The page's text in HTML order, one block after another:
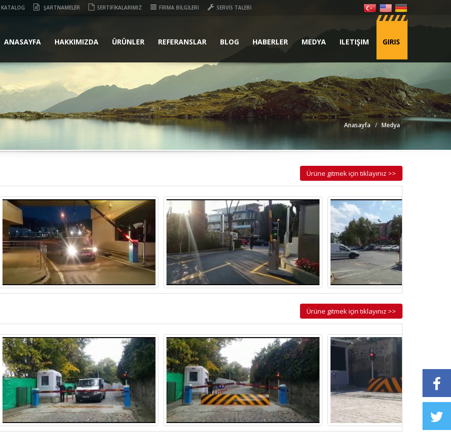
ŞARTNAMELER SERTİFİKALARIMIZ FİRMA BİLGİLERİ SERVİS TALEBİ
ANASAYFA HAKKIMIZDA ÜRÜNLER REFERANSLAR BLOG HABERLER MEDYA ILETIŞIM GIRIS
Anasayfa Medya
Ürüne gitmek için tıklayınız >>
Ürüne gitmek için tıklayınız >>